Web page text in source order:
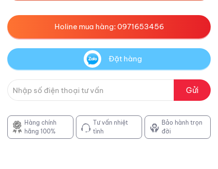
Holine mua hàng: 0971653456
Đặt hàng
Gửi
Hàng chính
hãng 100%
Tư vấn nhiệt
tình
Bảo hành trọn
đời